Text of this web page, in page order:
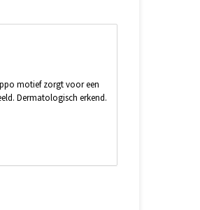
motief zorgt voor een
Dermatologisch erkend.